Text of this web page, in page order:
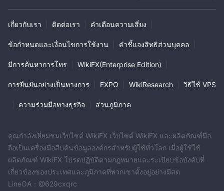
เกี่ยวกับเรา ติดต่อเรา คำเตือนความเสี่ยง
ข้อกำหนดและเงื่อนไขการใช้งาน คำชี้แจงสิทธิส่วนบุคคล
มีการค้นหาการโทร WikiFX(Enterprise Edition)
การยืนยันอย่างเป็นทางการ EXPO WikiResearch วิธีใช้ VPS
ความร่วมมือทางธุรกิจ ส่วนภูมิภาค
คุณกำลังเยี่ยมชมเว็บไซต์ WikiFX เว็บไซต์ WikiFX และผลิตภัณฑ์มือ
ถือเป็นเครื่องมือสืบค้นข้อมูลองค์กรสำหรับผู้ใช้ทั่วโลก เมื่อผู้ใช้ใช้
ผลิตภัณฑ์ WikiFX โปรดปฏิบัติตามกฎหมายและระเบียบข้อบังคับที่
เกี่ยวข้องของประเทศและภูมิภาคที่พวกเขาตั้งอยู่อย่างมีสต
LineOA：@629cxqrc